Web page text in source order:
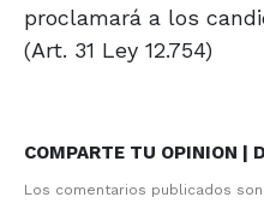
proclamará a los
(Art. 31 Ley 12.754)
COMPARTE TU OPINION |
Los comentarios publicados